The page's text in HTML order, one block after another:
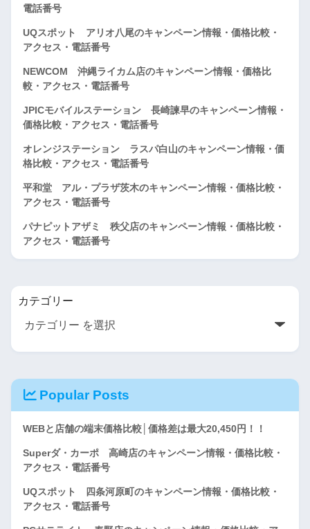
電話番号
UQスポット アリオ八尾のキャンペーン情報・価格比較・
アクセス・電話番号
NEWCOM 沖縄ライカム店のキャンペーン情報・価格比
較・アクセス・電話番号
JPICモバイルステーション 長崎諫早のキャンペーン情報・
価格比較・アクセス・電話番号
オレンジステーション ラスパ白山のキャンペーン情報・価
格比較・アクセス・電話番号
平和堂 アル・プラザ茨木のキャンペーン情報・価格比較・
アクセス・電話番号
パナピットアザミ 秩父店のキャンペーン情報・価格比較・
アクセス・電話番号
カテゴリー
Popular Posts
WEBと店舗の端末価格比較│価格差は最大20,450円！！
Superダ・カーポ 高崎店のキャンペーン情報・価格比較・
アクセス・電話番号
UQスポット 四条河原町のキャンペーン情報・価格比較・
アクセス・電話番号